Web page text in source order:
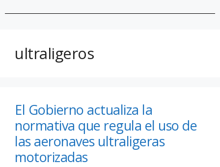
ultraligeros
El Gobierno actualiza la
normativa que regula el uso de
las aeronaves ultraligeras
motorizadas